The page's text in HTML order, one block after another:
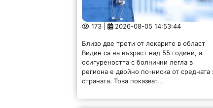
173 | 2026-08-05 14:53:44
Близо две трети от лекарите в област
Видин са на възраст над 55 години, а
осигуреността с болнични легла в
региона е двойно по-ниска от средната
страната. Това показват...